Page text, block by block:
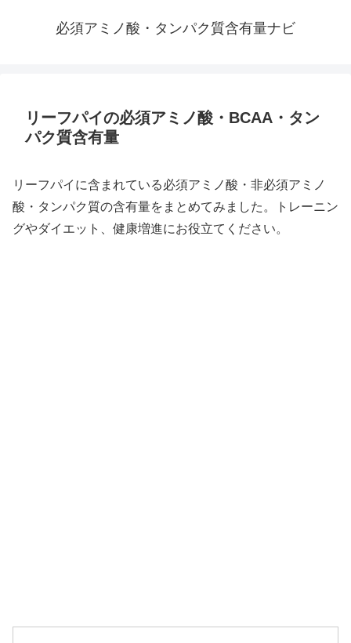
必須アミノ酸・タンパク質含有量ナビ
リーフパイの必須アミノ酸・BCAA・タン
パク質含有量
リーフパイに含まれている必須アミノ酸・非必須アミノ
酸・タンパク質の含有量をまとめてみました。トレーニン
グやダイエット、健康増進にお役立てください。